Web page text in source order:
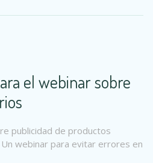
el webinar sobre
publicidad de productos
webinar para evitar errores en